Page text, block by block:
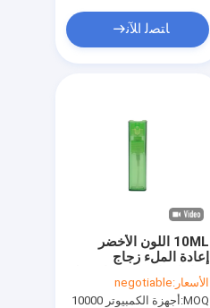
ﺎﺘﺼﻟ ﺍﻶﻧ
10ML اللون الأخضر
إعادة الملء زجاج
زجاجات العطور رذاذ عطر
البخاخة
الأسعار:negotiable
MOQ: أجهزة الكمبيوتر 10000